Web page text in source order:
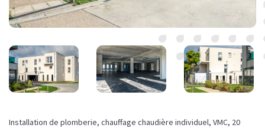
Installation de plomberie, chauffage chaudière individuel, VMC, 20